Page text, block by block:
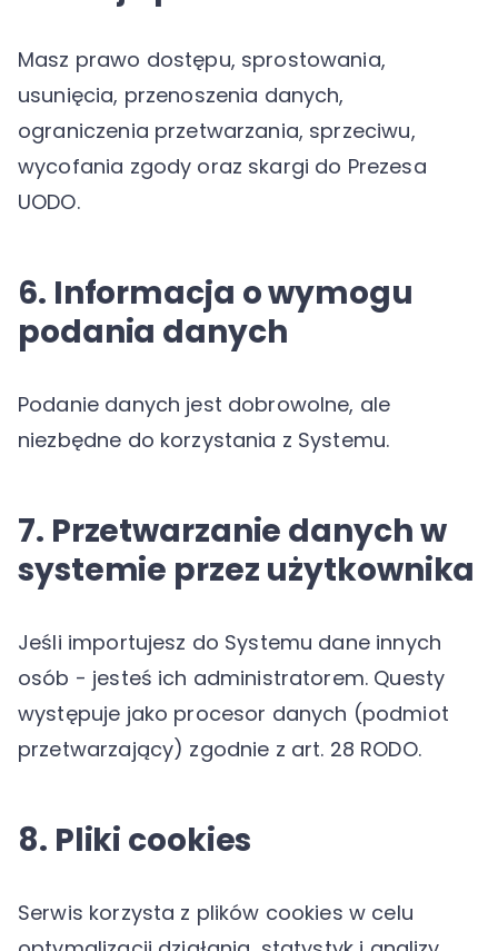
Masz prawo dostępu, sprostowania,
usunięcia, przenoszenia danych,
ograniczenia przetwarzania, sprzeciwu,
wycofania zgody oraz skargi do Prezesa
UODO.
6. Informacja o wymogu
podania danych
Podanie danych jest dobrowolne, ale
niezbędne do korzystania z Systemu.
7. Przetwarzanie danych w
systemie przez użytkownika
Jeśli importujesz do Systemu dane innych
osób - jesteś ich administratorem. Questy
występuje jako procesor danych (podmiot
przetwarzający) zgodnie z art. 28 RODO.
8. Pliki cookies
Serwis korzysta z plików cookies w celu